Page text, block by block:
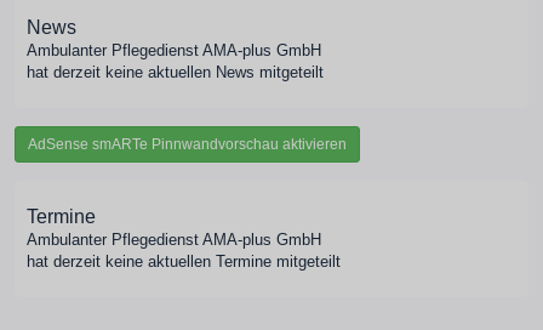
News
Ambulanter Pflegedienst AMA-plus GmbH
hat derzeit keine aktuellen News mitgeteilt
AdSense smARTe Pinnwandvorschau aktivieren
Termine
Ambulanter Pflegedienst AMA-plus GmbH
hat derzeit keine aktuellen Termine mitgeteilt